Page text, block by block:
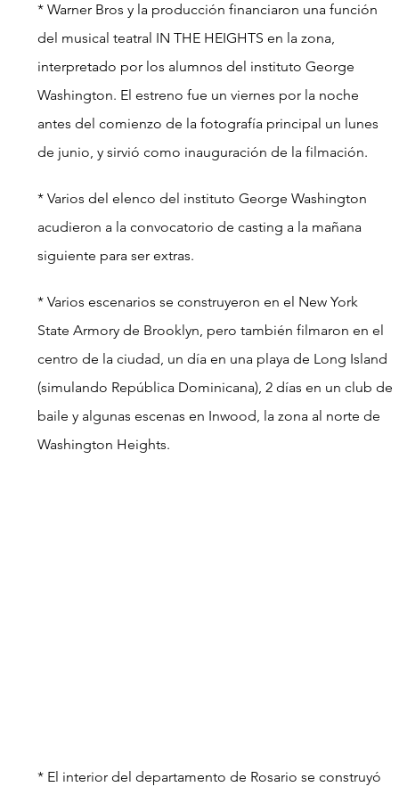
* Warner Bros y la producción financiaron una función
del musical teatral IN THE HEIGHTS en la zona,
interpretado por los alumnos del instituto George
Washington. El estreno fue un viernes por la noche
antes del comienzo de la fotografía principal un lunes
de junio, y sirvió como inauguración de la filmación.
* Varios del elenco del instituto George Washington
acudieron a la convocatorio de casting a la mañana
siguiente para ser extras.
* Varios escenarios se construyeron en el New York
State Armory de Brooklyn, pero también filmaron en el
centro de la ciudad, un día en una playa de Long Island
(simulando República Dominicana), 2 días en un club de
baile y algunas escenas en Inwood, la zona al norte de
Washington Heights.
* El interior del departamento de Rosario se construyó